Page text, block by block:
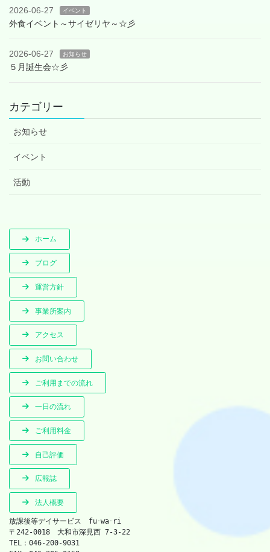
2026-06-27 イベント
外食イベント～サイゼリヤ～☆彡
2026-06-27 お知らせ
５月誕生会☆彡
カテゴリー
お知らせ
イベント
活動
ホーム
ブログ
運営方針
事業所案内
アクセス
お問い合わせ
ご利用までの流れ
一日の流れ
ご利用料金
自己評価
広報誌
法人概要
放課後等デイサービス　fu･wa･ri
〒242-0018　大和市深見西 7-3-22
TEL：046-200-9031